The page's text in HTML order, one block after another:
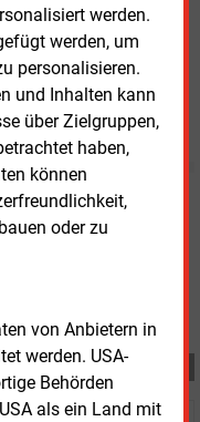
werden.
werden, um
personalisieren.
und Inhalten kann
über Zielgruppen,
haben,
können
oder zu
von Anbietern in
werden. USA-
Behörden
als ein Land mit
Dienstag, 4.02.2025, 12:12
Geschäftsstelle
hat seine
und Vaylens
der beiden Kostal-
und Vaylens übernommen.